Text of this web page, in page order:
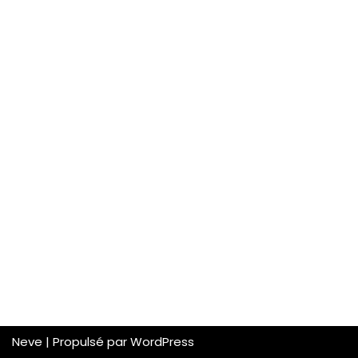
Neve | Propulsé parWordPress